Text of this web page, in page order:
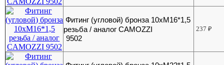
Фитинг (угловой) бронза 10хМ16*1,5
резьба / аналог CAMOZZI
9502
237₽